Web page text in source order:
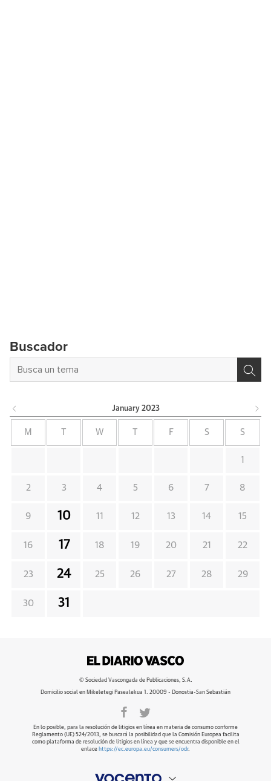
Buscador
January 2023
M W F S S
1
2 3 4 5 6 7 8
9 10 11 12 13 14 15
16 17 18 19 20 21 22
23 24 25 26 27 28 29
30 31
© Sociedad Vascongada de Publicaciones, S.A.
Domicilio social en Mikeletegi Pasealekua 1. 20009 - Donostia-San Sebastián
En lo posible, para la resolución de litigios en línea en materia de consumo conforme
Reglamento (UE) 524/2013, se buscará la posibilidad que la Comisión Europea facilita
como plataforma de resolución de litigios en línea y que se encuentra disponible en el
enlace https://ec.europa.eu/consumers/odr.